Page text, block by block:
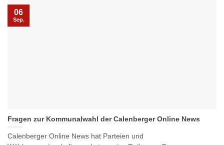
Fragen zur Kommunalwahl der Calenberger Online News
Calenberger Online News hat Parteien und
06
Sep.